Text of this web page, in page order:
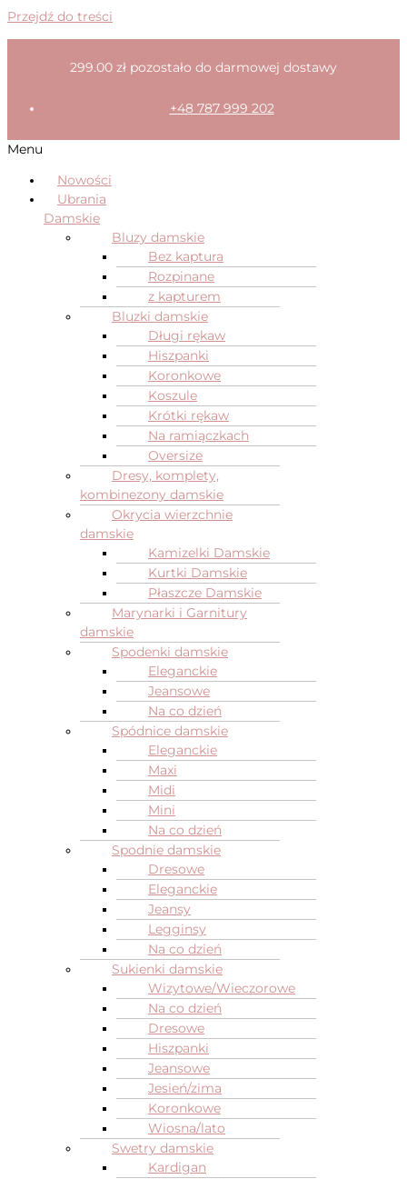
Przejdź do treści
299.00 zł pozostało do darmowej dostawy
+48 787 999 202
Menu
Nowości
Ubrania
Damskie
Bluzy damskie
Bez kaptura
Rozpinane
z kapturem
Bluzki damskie
Długi rękaw
Hiszpanki
Koronkowe
Koszule
Krótki rękaw
Na ramiączkach
Oversize
Dresy, komplety,
kombinezony damskie
Okrycia wierzchnie
damskie
Kamizelki Damskie
Kurtki Damskie
Płaszcze Damskie
Marynarki i Garnitury
damskie
Spodenki damskie
Eleganckie
Jeansowe
Na co dzień
Spódnice damskie
Eleganckie
Maxi
Midi
Mini
Na co dzień
Spodnie damskie
Dresowe
Eleganckie
Jeansy
Legginsy
Na co dzień
Sukienki damskie
Wizytowe/Wieczorowe
Na co dzień
Dresowe
Hiszpanki
Jeansowe
Jesień/zima
Koronkowe
Wiosna/lato
Swetry damskie
Kardigan